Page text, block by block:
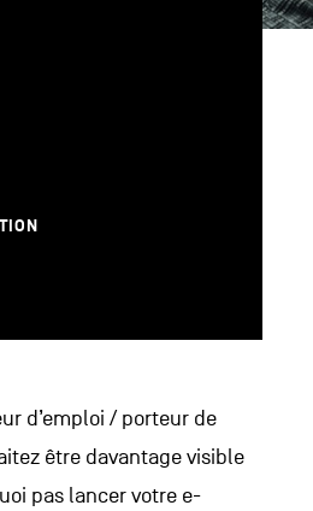
d’emploi / porteur de
être davantage visible
pas lancer votre e-